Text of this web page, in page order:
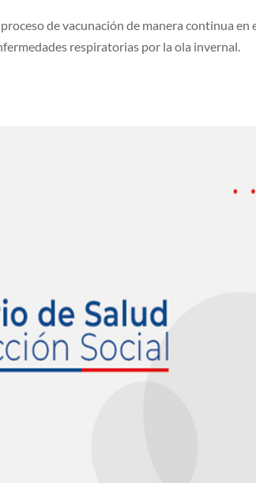
de vacunación de manera continua en
respiratorias por la ola invernal.